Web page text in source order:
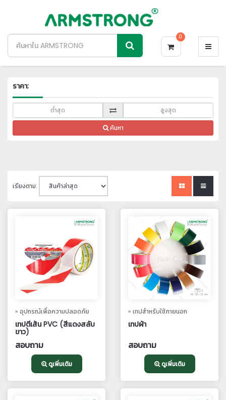
0
ราคา:
ค้นหา
เรียงตาม:
» อุปกรณ์เพื่อความปลอดภัย
เทปตีเส้น PVC (สีแดงสลับ
ขาว)
สอบถาม
ดูเพิ่มเติม
» เทปสำหรับใช้ภายนอก
เทปผ้า
สอบถาม
ดูเพิ่มเติม